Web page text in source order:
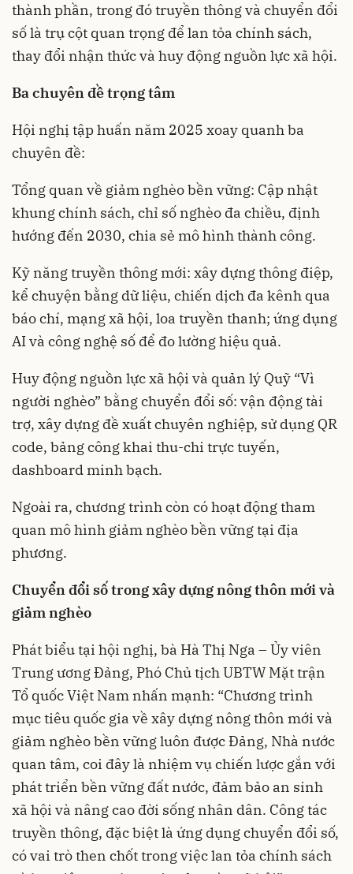
thành phần, trong đó truyền thông và chuyển đổi
số là trụ cột quan trọng để lan tỏa chính sách,
thay đổi nhận thức và huy động nguồn lực xã hội.
Ba chuyên đề trọng tâm
Hội nghị tập huấn năm 2025 xoay quanh ba
chuyên đề:
Tổng quan về giảm nghèo bền vững: Cập nhật
khung chính sách, chỉ số nghèo đa chiều, định
hướng đến 2030, chia sẻ mô hình thành công.
Kỹ năng truyền thông mới: xây dựng thông điệp,
kể chuyện bằng dữ liệu, chiến dịch đa kênh qua
báo chí, mạng xã hội, loa truyền thanh; ứng dụng
AI và công nghệ số để đo lường hiệu quả.
Huy động nguồn lực xã hội và quản lý Quỹ “Vì
người nghèo” bằng chuyển đổi số: vận động tài
trợ, xây dựng đề xuất chuyên nghiệp, sử dụng QR
code, bảng công khai thu-chi trực tuyến,
dashboard minh bạch.
Ngoài ra, chương trình còn có hoạt động tham
quan mô hình giảm nghèo bền vững tại địa
phương.
Chuyển đổi số trong xây dựng nông thôn mới và
giảm nghèo
Phát biểu tại hội nghị, bà Hà Thị Nga – Ủy viên
Trung ương Đảng, Phó Chủ tịch UBTW Mặt trận
Tổ quốc Việt Nam nhấn mạnh: “Chương trình
mục tiêu quốc gia về xây dựng nông thôn mới và
giảm nghèo bền vững luôn được Đảng, Nhà nước
quan tâm, coi đây là nhiệm vụ chiến lược gắn với
phát triển bền vững đất nước, đảm bảo an sinh
xã hội và nâng cao đời sống nhân dân. Công tác
truyền thông, đặc biệt là ứng dụng chuyển đổi số,
có vai trò then chốt trong việc lan tỏa chính sách